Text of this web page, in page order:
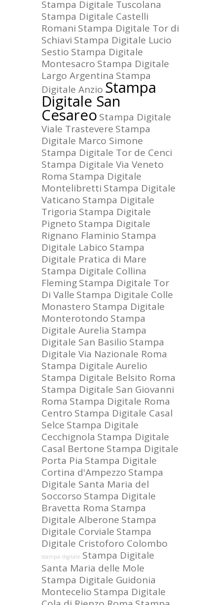
Stampa Digitale Tuscolana
Stampa Digitale Castelli
Romani Stampa Digitale Tor di
Schiavi Stampa Digitale Lucio
Sestio Stampa Digitale
Montesacro Stampa Digitale
Largo Argentina Stampa
Digitale Anzio Stampa
Digitale San
Cesareo Stampa Digitale
Viale Trastevere Stampa
Digitale Marco Simone
Stampa Digitale Tor de Cenci
Stampa Digitale Via Veneto
Roma Stampa Digitale
Montelibretti Stampa Digitale
Vaticano Stampa Digitale
Trigoria Stampa Digitale
Pigneto Stampa Digitale
Rignano Flaminio Stampa
Digitale Labico Stampa
Digitale Pratica di Mare
Stampa Digitale Collina
FlemingStampa Digitale Tor
Di Valle Stampa Digitale Colle
Monastero Stampa Digitale
Monterotondo Stampa
Digitale Aurelia Stampa
Digitale San Basilio Stampa
Digitale Via Nazionale Roma
Stampa Digitale Aurelio
Stampa Digitale Belsito Roma
Stampa Digitale San Giovanni
Roma Stampa Digitale Roma
Centro Stampa Digitale Casal
Selce Stampa Digitale
Cecchignola Stampa Digitale
Casal Bertone Stampa Digitale
Porta Pia Stampa Digitale
Cortina d'Ampezzo Stampa
Digitale Santa Maria del
Soccorso Stampa Digitale
Bravetta Roma Stampa
Digitale Alberone Stampa
Digitale Corviale Stampa
Digitale Cristoforo Colombo
stampa digitale Stampa Digitale
Santa Maria delle Mole
Stampa Digitale Guidonia
Montecelio Stampa Digitale